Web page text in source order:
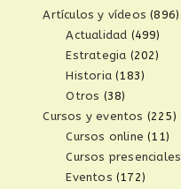
Artículos y vídeos (896)
Actualidad (499)
Estrategia (202)
Historia (183)
Otros (38)
Cursos y eventos (225)
Cursos online (11)
Cursos presenciales
Eventos (172)